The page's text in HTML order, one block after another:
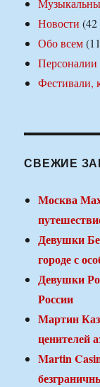
Новости
Обо всем
Персоналии
Фестивали,
СВЕЖИЕ
Москва
Девушки
городе с
Девушки
России
Мартин
ценителей
Martin